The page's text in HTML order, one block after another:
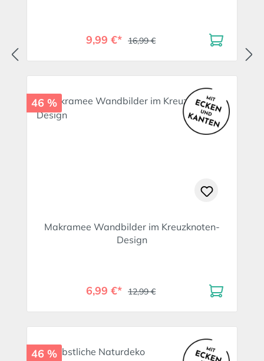
9,99 €* 16,99 €
46 %
Makramee Wandbilder im Kreuzknoten-
Design
6,99 €* 12,99 €
46 %